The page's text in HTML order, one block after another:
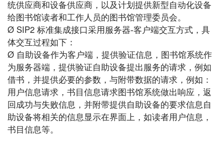
统供应商和设备供应商，以及计划提供新型自动化设备
给图书馆读者和工作人员的图书馆管理委员会。
Ø SIP2 标准集成接口采用服务器-客户端交互方式，具
体交互过程如下：
Ø 自助设备作为客户端，提供验证信息，图书馆系统作
为服务器端，提供验证自助设备提出服务的请求，例如
借书，并提供必要的参数，与附带数据的请求，例如：
用户信息请求，书目信息请求图书馆系统做出响应，返
回成功与失败信息，并附带提供自助设备的要求信息自
助设备将相关的信息显示在界面上，如读者用户信息，
书目信息等。